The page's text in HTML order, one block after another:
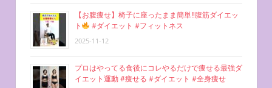
【お腹痩せ】椅子に座ったまま簡単‼︎腹筋ダイエッ
ト
#ダイエット #フィットネス
2025-11-12
プロはやってる食後にコレやるだけで痩せる最強ダ
イエット運動 #痩せる #ダイエット #全身痩せ